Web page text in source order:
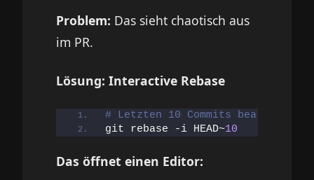
Problem: Das sieht chaotisch aus
im PR.
Lösung: Interactive Rebase
# Letzten 10 Commits bearbeiten
git rebase -i HEAD~10
Das öffnet einen Editor: